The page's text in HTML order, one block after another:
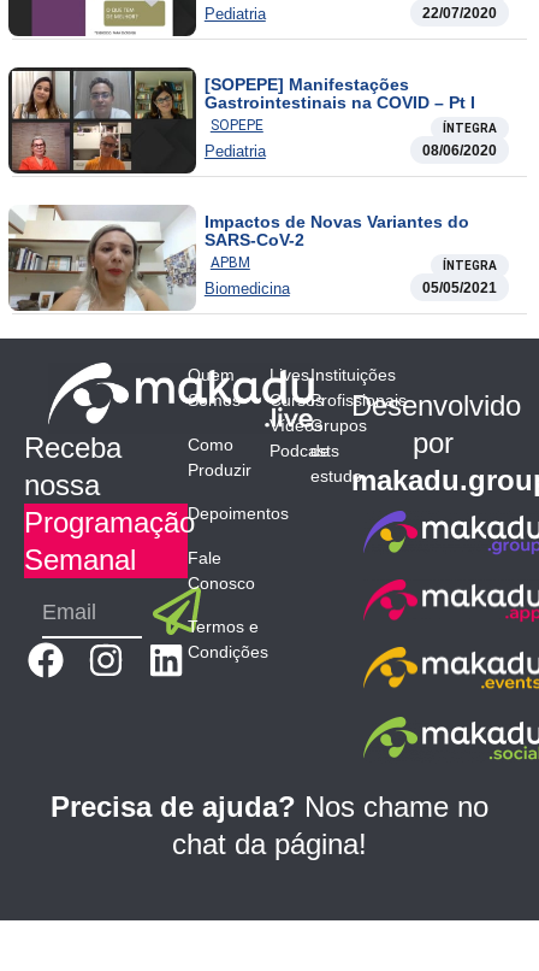
Pediatria 22/07/2020
[SOPEPE] Manifestações
Gastrointestinais na COVID – Pt I
SOPEPE ÍNTEGRA
Pediatria 08/06/2020
Impactos de Novas Variantes do
SARS-CoV-2
APBM ÍNTEGRA
Biomedicina 05/05/2021
Receba
nossa
Programação
Semanal
Email Submit
F
b
k
I
a
a
L
e
d
n
Quem
Somos
Como
Produzir
Depoimentos
Fale
Conosco
Termos e
Condições
Lives
Cursos
Vídeos
Podcasts
Instituições
Profissionais
Grupos
de
estudo
Desenvolvido
por
Precisa de ajuda? Nos chame no
chat da página!